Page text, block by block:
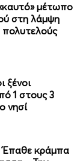
μέτωπο
στη λάμψη
ξένοι
1 στους 3
νησί
Έπαθε κράμπα